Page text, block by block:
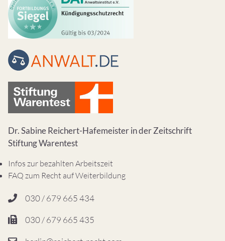
Dr. Sabine Reichert-Hafemeister in der Zeitschrift
Stiftung Warentest
Infos zur bezahlten Arbeitszeit
FAQ zum Recht auf Weiterbildung
030 / 679 665 434
030 / 679 665 435